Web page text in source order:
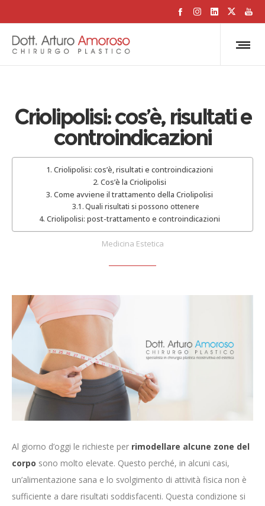
Criolipolisi: cos’è, risultati e
controindicazioni
Criolipolisi: cos’è, risultati e controindicazioni
Cos’è la Criolipolisi
Come avviene il trattamento della Criolipolisi
Quali risultati si possono ottenere
Criolipolisi: post-trattamento e controindicazioni
Medicina Estetica
Al giorno d’oggi le richieste per rimodellare alcune zone del
corpo sono molto elevate. Questo perché, in alcuni casi,
un’alimentazione sana e lo svolgimento di attività fisica non è
sufficiente a dare risultati soddisfacenti. Questa condizione si